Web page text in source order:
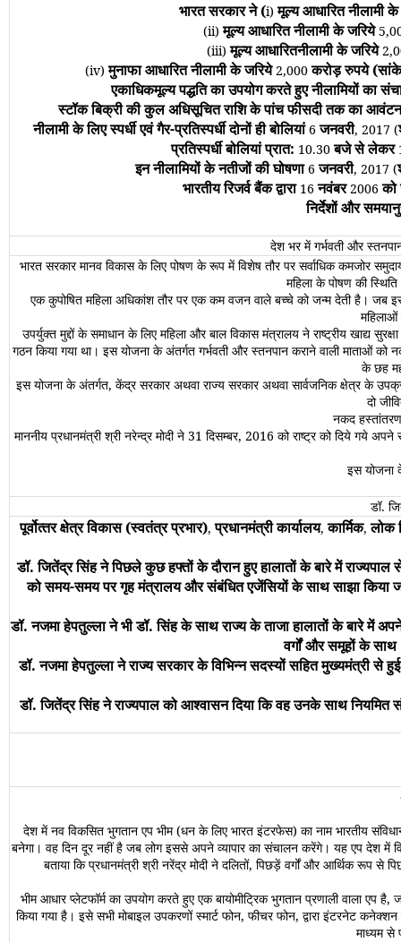
भारत सरकार ने (i)मूल्‍य आधारित नीलामी
(ii)मूल्‍य आधारित नीलामी के जरिये
(iii)मूल्‍य आधारितनीलामी के जरिये
(iv)मुनाफा आधारित नीलामी के जरिये2,000करोड़ रुपये
एकाधिकमूल्य पद्धति का उपयोग करते हुए नीलामियों का
स्टॉक बिक्री की कुल अधिसूचित राशि के पांच फीसदी तक का आवंटन
नीलामी के लिए स्पर्धी एवं गैर-प्रतिस्पर्धी दोनों ही बोलियां6जनवरी, 2017 (
प्रतिस्पर्धी बोलियां प्रात: 10.30बजे से लेकर
इन नीलामियों के नतीजों की घोषणा6जनवरी, 2017 (
भारतीय रिजर्व बैंक द्वारा 16नवंबर2006को
निर्देशों और
देश भर में गर्भवती और
भारत सरकार मानव विकास के लिए पोषण के रूप में विशेष तौर पर सर्वाधिक कमजोर
महिला के पोषण की
एक कुपोषित महिला अधिकांश तौर पर एक कम वजन वाले बच्‍चे को जन्‍म देती है। जब
महिलाओं
उपर्युक्‍त मुद्दों के समाधान के लिए महिला और बाल विकास मंत्रालय ने राष्‍ट्रीय खाद्य
गठन किया गया था। इस योजना के अंतर्गत गर्भवती और स्‍तनपान कराने वाली माताओं
के छह
इस योजना के अंतर्गत, केंद्र सरकार अथवा राज्‍य सरकार अथवा सार्वजनिक क्षेत्र के
दो
नकद
माननीय प्रधानमंत्री श्री नरेन्‍द्र मोदी ने 31 दिसम्‍बर, 2016 को राष्‍ट्र को दिये गये
इस योजना
डॉ.
पूर्वोत्‍तर क्षेत्र विकास (स्‍वतंत्र प्रभार), प्रधानमंत्री कार्यालय, कार्मिक, लोक
डॉ. जितेंद्र सिंह ने पिछले कुछ हफ्तों के दौरान हुए हालातों के बारे में
को समय-समय पर गृह मंत्रालय और संबंधित एजेंसियों के साथ साझा किया
डॉ. नजमा हेपतुल्‍ला ने भी डॉ. सिंह के साथ राज्‍य के ताजा हालातों के बारे में
वर्गों और समूहों के साथ
डॉ. नजमा हेपतुल्‍ला ने राज्‍य सरकार के विभिन्‍न सदस्‍यों सहित मुख्‍यमंत्री से
डॉ. जितेंद्र सिंह ने राज्‍यपाल को आश्‍वासन दिया कि वह उनके साथ नियमित
देश में नव विकसित भुगतान एप भीम (धन के लिए भारत इंटरफेस) का नाम भारतीय
बनेगा। वह दिन दूर नहीं है जब लोग इससे अपने व्‍यापार का संचालन करेंगे। यह एप देश में
बताया कि प्रधानमंत्री श्री नरेंद्र मोदी ने दलितों, पिछड़ें वर्गों और आर्थिक
भीम आधार प्‍लेटफॉर्म का उपयोग करते हुए एक बायोमीट्रिक भुगतान प्रणाली वाला
किया गया है। इसे सभी मोबाइल उपकरणों स्‍मार्ट फोन, फीचर फोन, द्वारा इंटरनेट
माध्यम से